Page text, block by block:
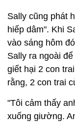
Sally cũng phát
hiếp dâm". Khi
vào sáng hôm
Sally ra ngoài
giết hại 2 con
rằng, 2 con trai
"Tôi cảm thấy
xuống giường.